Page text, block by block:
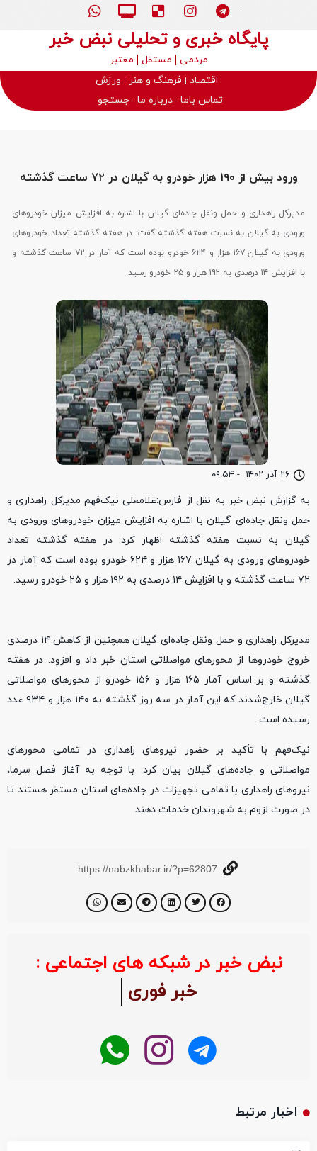
پایگاه خبری و تحلیلی نبض خبر
مردمی مستقل
معتبر
اقتصاد
فرهنگ و هنر
ورزش
تماس باما درباره ما جستجو
۲۶ آذر ۱۴۰۲ - ۰۹:۵۴
ورود بیش از ۱۹۰ هزار خودرو به گیلان در ۷۲ ساعت گذشته
مدیرکل راهداری و حمل ونقل جاده‌ای گیلان با اشاره به افزایش میزان خودروهای
ورودی به گیلان به نسبت هفته گذشته گفت: در هفته گذشته تعداد خودروهای
ورودی به گیلان ۱۶۷ هزار و ۶۲۴ خودرو بوده است که آمار در ۷۲ ساعت گذشته و
با افزایش ۱۴ درصدی به ۱۹۲ هزار و ۲۵ خودرو رسید.
به گزارش نبض خبر به نقل از فارس:غلامعلی نیک‌فهم مدیرکل راهداری و
حمل ونقل جاده‌ای گیلان با اشاره به افزایش میزان خودروهای ورودی به
گیلان به نسبت هفته گذشته اظهار کرد: در هفته گذشته تعداد
خودروهای ورودی به گیلان ۱۶۷ هزار و ۶۲۴ خودرو بوده است که آمار در
۷۲ ساعت گذشته و با افزایش ۱۴ درصدی به ۱۹۲ هزار و ۲۵ خودرو رسید.
مدیرکل راهداری و حمل ونقل جاده‌ای گیلان همچنین از کاهش ۱۴ درصدی
خروج خودروها از محورهای مواصلاتی استان خبر داد و افزود: در هفته
گذشته و بر اساس آمار ۱۶۵ هزار و ۱۵۶ خودرو از محورهای مواصلاتی
گیلان خارج‌شدند که این آمار در سه روز گذشته به ۱۴۰ هزار و ۹۳۴ عدد
رسیده است.
نیک‌فهم با تأکید بر حضور نیروهای راهداری در تمامی محورهای
مواصلاتی و جاده‌های گیلان بیان کرد: با توجه‌‌ به آغاز فصل سرما،
نیروهای راهداری با تمامی تجهیزات در جاده‌های استان مستقر هستند تا
در صورت لزوم به شهروندان خدمات دهند
https://nabzkhabar.ir/?p=62807
نبض خبر در شبکه های اجتماعی :
خبر فوری
اخبار مرتبط